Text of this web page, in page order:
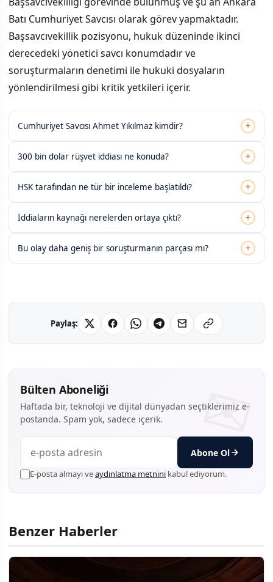
Batı Cumhuriyet Savcısı olarak görev yapmaktadır.
Başsavcıvekillik pozisyonu, hukuk düzeninde ikinci
derecedeki yönetici savcı konumdadır ve
soruşturmaların denetimi ile hukuki dosyaların
yönlendirilmesi gibi kritik yetkileri içerir.
Cumhuriyet Savcısı Ahmet Yıkılmaz kimdir? +
300 bin dolar rüşvet iddiası ne konuda? +
HSK tarafından ne tür bir inceleme başlatıldı? +
İddiaların kaynağı nerelerden ortaya çıktı? +
Bu olay daha geniş bir soruşturmanın parçası mı? +
Paylaş:
Bülten Aboneliği
Haftada bir, teknoloji ve dijital dünyadan seçtiklerimiz e-
postanda. Spam yok, sadece içerik.
Abone Ol
E-posta almayı veaydınlatma metnini kabul ediyorum.
Benzer Haberler